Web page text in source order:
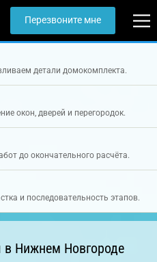
Перезвоните мне
детали домокомплекта.
окон, дверей и перегородок.
до окончательного расчёта.
и последовательность этапов.
Нижнем Новгороде